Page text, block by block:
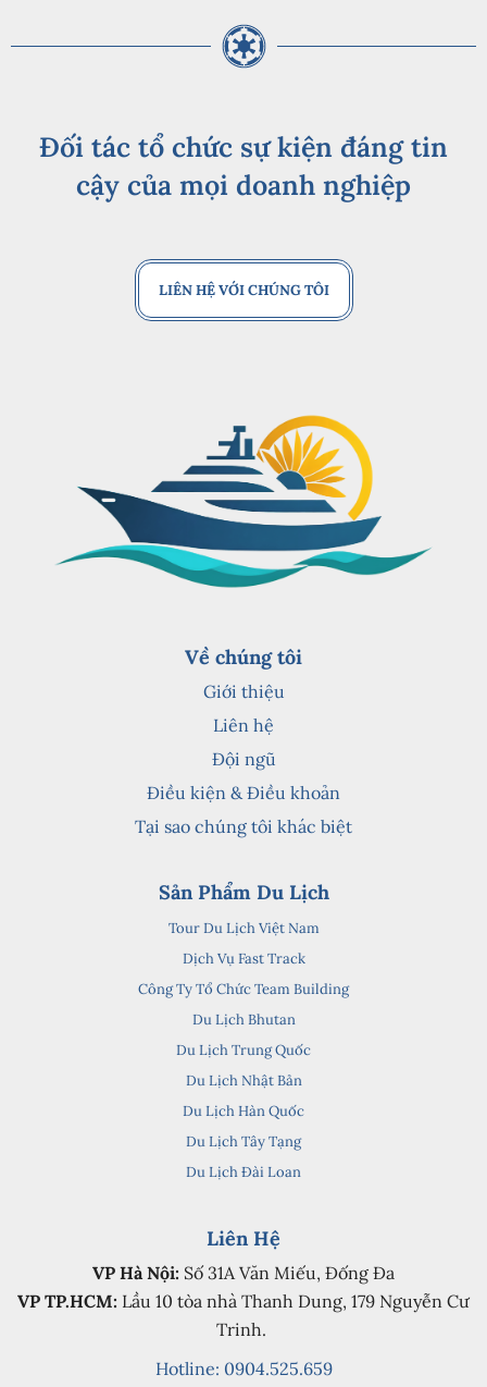
Đối tác tổ chức sự kiện đáng tin
cậy của mọi doanh nghiệp
LIÊN HỆ VỚI CHÚNG TÔI
Về chúng tôi
Giới thiệu
Liên hệ
Đội ngũ
Điều kiện & Điều khoản
Tại sao chúng tôi khác biệt
Sản Phẩm Du Lịch
Tour Du Lịch Việt Nam
Dịch Vụ Fast Track
Công Ty Tổ Chức Team Building
Du Lịch Bhutan
Du Lịch Trung Quốc
Du Lịch Nhật Bản
Du Lịch Hàn Quốc
Du Lịch Tây Tạng
Du Lịch Đài Loan
Liên Hệ
VP Hà Nội: Số 31A Văn Miếu, Đống Đa
VP TP.HCM: Lầu 10 tòa nhà Thanh Dung, 179 Nguyễn Cư
Trinh.
Hotline: 0904.525.659